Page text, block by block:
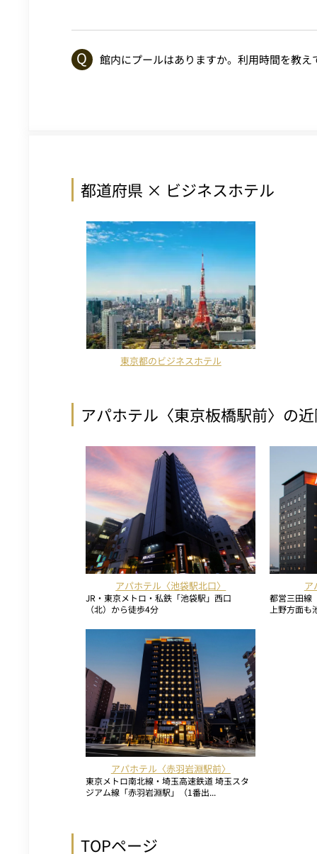
館内にプールはありますか。利用時間を教え
都道府県 × ビジネスホテル
東京都のビジネスホテル
アパホテル〈東京板橋駅前〉の
アパホテル〈池袋駅北口〉
JR・東京メトロ・私鉄「池袋駅」西口
（北）から徒歩4分
ア
都営三田線
上野方面も
アパホテル〈赤羽岩淵駅前〉
東京メトロ南北線・埼玉高速鉄道 埼玉スタ
ジアム線「赤羽岩淵駅」（1番出...
TOPページ